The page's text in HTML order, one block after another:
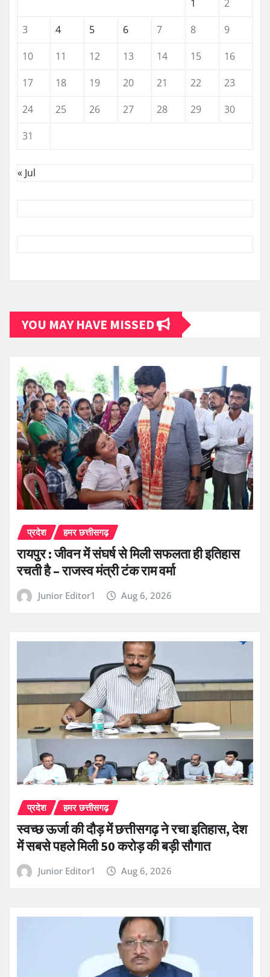
1
2
3
4 5 6 7 8
9
10
11 12 13 14 15
16
17
18 19 20 21 22
23
24
25 26 27 28 29
30
31
« Jul
YOU MAY HAVE MISSED
प्रदेश हमर छत्तीसगढ़
रायपुर : जीवन में संघर्ष से मिली सफलता ही इतिहास
रचती है – राजस्व मंत्री टंक राम वर्मा
Junior Editor1 Aug 6, 2026
प्रदेश हमर छत्तीसगढ़
स्वच्छ ऊर्जा की दौड़ में छत्तीसगढ़ ने रचा इतिहास, देश
में सबसे पहले मिली 50 करोड़ की बड़ी सौगात
Junior Editor1 Aug 6, 2026